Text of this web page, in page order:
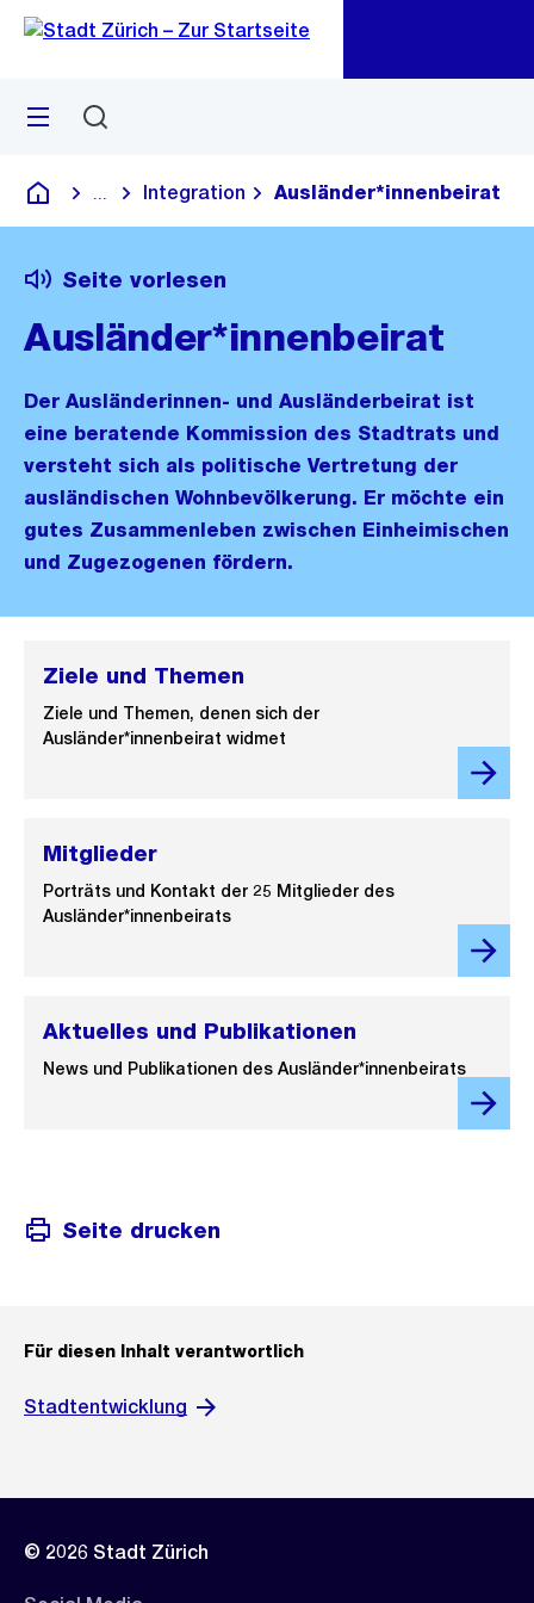
Navigation
Sprunglink
Menü
Deutsch
Blende alle Breadcrumbs ein
Integration Ausländer*innenbeirat
Seite vorlesen
Ausländer*innenbeirat
Der Ausländerinnen- und Ausländerbeirat ist
eine beratende Kommission des Stadtrats und
versteht sich als politische Vertretung der
ausländischen Wohnbevölkerung. Er möchte ein
gutes Zusammenleben zwischen Einheimischen
und Zugezogenen fördern.
Ziele und Themen
Ziele und Themen, denen sich der
Ausländer*innenbeirat widmet
Mitglieder
Porträts und Kontakt der 25 Mitglieder des
Ausländer*innenbeirats
Aktuelles und Publikationen
News und Publikationen des Ausländer*innenbeirats
Seite drucken
Für diesen Inhalt verantwortlich
Stadtentwicklung
© 2026 Stadt Zürich